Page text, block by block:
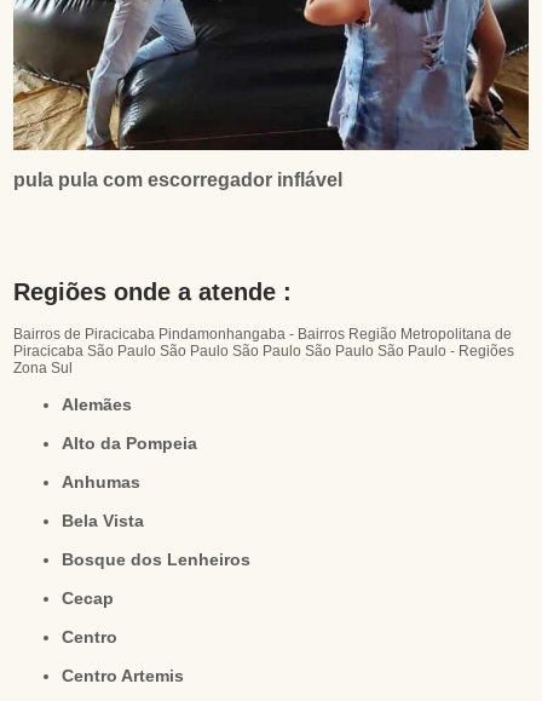
pula pula com escorregador inflável
Regiões onde a atende :
Bairros de Piracicaba Pindamonhangaba - Bairros Região Metropolitana de
Piracicaba São Paulo São Paulo São Paulo São PauloSão Paulo - Regiões
Zona Sul
Alemães
Alto da Pompeia
Anhumas
Bela Vista
Bosque dos Lenheiros
Cecap
Centro
Centro Artemis